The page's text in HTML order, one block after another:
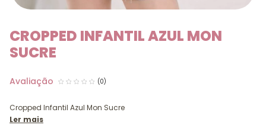
CROPPED INFANTIL AZUL MON
SUCRE
(0)
Cropped Infantil Azul Mon Sucre
Ler mais